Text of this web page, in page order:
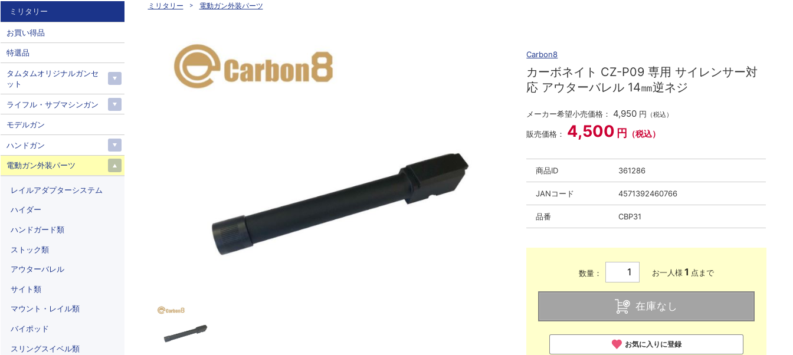
ミリタリー 電動ガン外装パーツ
Carbon8
カーボネイト CZ-P09 専用 サイレンサー対
応 アウターバレル 14㎜逆ネジ
メーカー希望小売価格： 4,950 円 （税込）
販売価格： 4,500 円 （税込）
商品ID 361286
JANコード 4571392460766
品番 CBP31
数量： お一人様 1 点まで
在庫なし
お気に入りに登録
ミリタリー
お買い得品
特選品
タムタムオリジナルガンセ
ット
ライフル・サブマシンガン
モデルガン
ハンドガン
電動ガン外装パーツ
レイルアダプターシステム
ハイダー
ハンドガード類
ストック類
アウターバレル
サイト類
マウント・レイル類
バイポッド
スリングスイベル類